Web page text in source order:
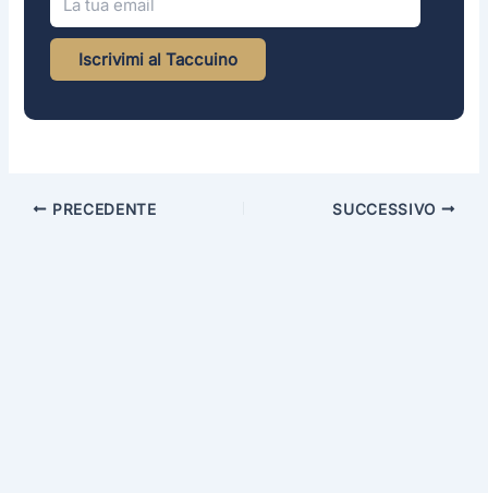
Iscrivimi al Taccuino
PRECEDENTE SUCCESSIVO